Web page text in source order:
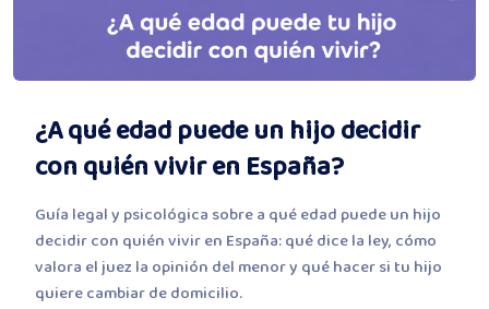
¿A qué edad puede un hijo decidir
con quién vivir en España?
Guía legal y psicológica sobre a qué edad puede un hijo
decidir con quién vivir en España: qué dice la ley, cómo
valora el juez la opinión del menor y qué hacer si tu hijo
quiere cambiar de domicilio.